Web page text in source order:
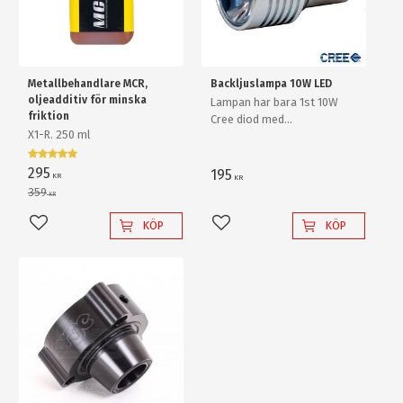
Metallbehandlare MCR,
oljeadditiv för minska
friktion
X1-R. 250 ml
295 KR
359KR
Lägg till i favoriter
KÖP
Backljuslampa 10W LED
Lampan har bara 1st 10W
Cree diod med
enkelt en "80W" backlampa
195 KR
Lägg till i favoriter
KÖP